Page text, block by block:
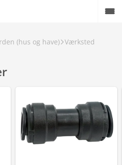
(hus og have) Værksted